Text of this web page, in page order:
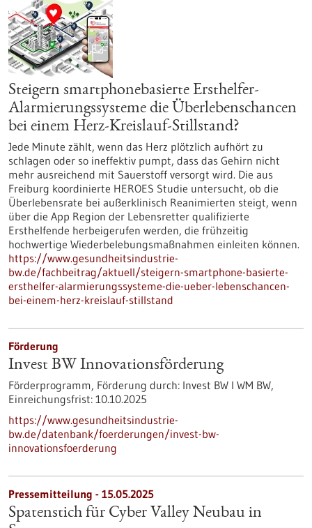
Steigern smartphonebasierte Ersthelfer-
Alarmierungssysteme die Überlebenschancen
bei einem Herz-Kreislauf-Stillstand?
Jede Minute zählt, wenn das Herz plötzlich aufhört zu
schlagen oder so ineffektiv pumpt, dass das Gehirn nicht
mehr ausreichend mit Sauerstoff versorgt wird. Die aus
Freiburg koordinierte HEROES Studie untersucht, ob die
Überlebensrate bei außerklinisch Reanimierten steigt, wenn
über die App Region der Lebensretter qualifizierte
Ersthelfende herbeigerufen werden, die frühzeitig
hochwertige Wiederbelebungsmaßnahmen einleiten können.
https://www.gesundheitsindustrie-
bw.de/fachbeitrag/aktuell/steigern-smartphone-basierte-
ersthelfer-alarmierungssysteme-die-ueber-lebenschancen-
bei-einem-herz-kreislauf-stillstand
Förderung
Invest BW Innovationsförderung
Förderprogramm, Förderung durch: Invest BW I WM BW,
Einreichungsfrist: 10.10.2025
https://www.gesundheitsindustrie-
bw.de/datenbank/foerderungen/invest-bw-
innovationsfoerderung
Pressemitteilung - 15.05.2025
Spatenstich für Cyber Valley Neubau in